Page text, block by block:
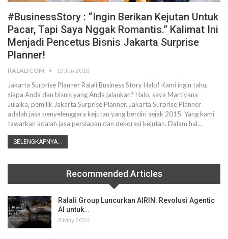
#BusinessStory : “Ingin Berikan Kejutan Untuk
Pacar, Tapi Saya Nggak Romantis.” Kalimat Ini
Menjadi Pencetus Bisnis Jakarta Surprise
Planner!
RALALICOM 13 Jun 2018
Jakarta Surprise Planner Ralali Business Story Halo! Kami ingin tahu,
siapa Anda dan bisnis yang Anda jalankan? Halo, saya Martiyana
Julaika, pemilik Jakarta Surprise Planner. Jakarta Surprise Planner
adalah jasa penyelenggara kejutan yang berdiri sejak 2015. Yang kami
tawarkan adalah jasa persiapan dan dekorasi kejutan. Dalam hal…
SELENGKAPNYA...
Recommended Articles
Ralali Group Luncurkan AIRIN: Revolusi Agentic
AI untuk…
8 May 2026